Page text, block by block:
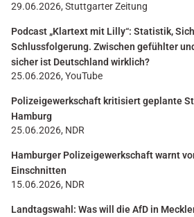
29.06.2026, Stuttgarter Zeitung
Podcast „Klartext mit Lilly“: Statistik,
Schlussfolgerung. Zwischen gefühlter
sicher ist Deutschland wirklich?
25.06.2026, YouTube
Polizeigewerkschaft kritisiert geplante
Hamburg
25.06.2026, NDR
Hamburger Polizeigewerkschaft warnt
Einschnitten
15.06.2026, NDR
Landtagswahl: Was will die AfD in